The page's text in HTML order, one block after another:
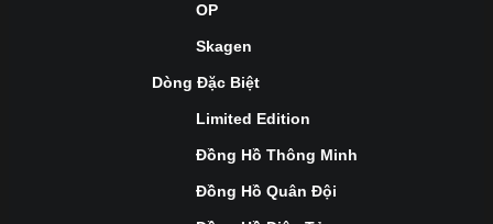
OP
Skagen
Dòng Đặc Biệt
Limited Edition
Đồng Hồ Thông Minh
Đồng Hồ Quân Đội